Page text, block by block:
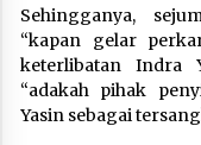
Sehingganya,
“kapan gelar
keterlibatan Indra
“adakah pihak
Yasin sebagai